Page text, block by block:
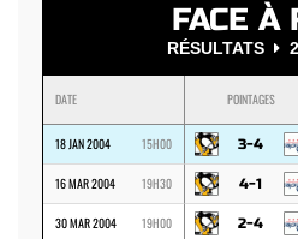
FACE À
RÉSULTATS
DATE POINTAGES
18 JAN 2004 15H00 3-4
16 MAR 2004 19H30 4-1
30 MAR 2004 19H00 2-4